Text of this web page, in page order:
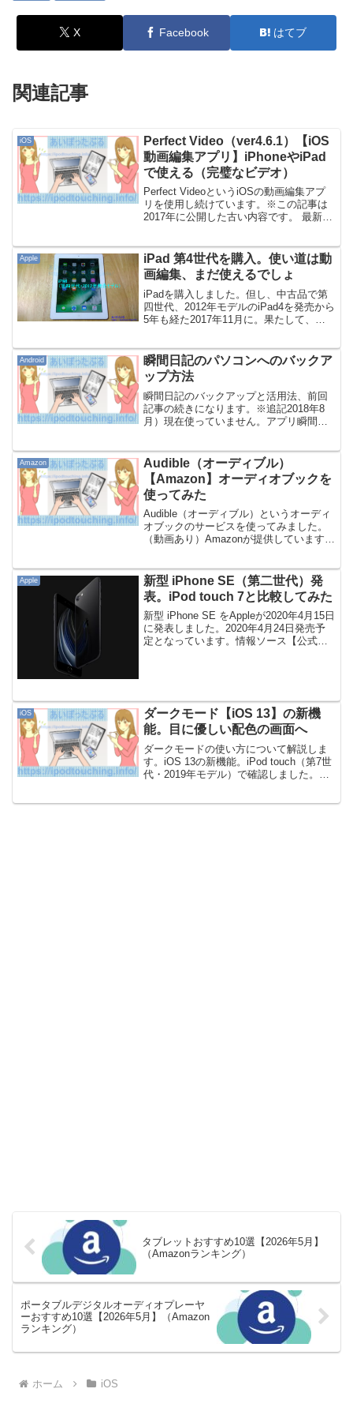
X Facebook はてブ
関連記事
iOS
Perfect Video（ver4.6.1）【iOS
動画編集アプリ】iPhoneやiPad
で使える（完璧なビデオ）
Perfect VideoというiOSの動画編集アプ
リを使用し続けています。※この記事は
2017年に公開した古い内容です。 最新バ
ル（2018年7月）【動画編集アプ...
Apple
iPad 第4世代を購入。使い道は動
画編集、まだ使えるでしょ
iPadを購入しました。但し、中古品で第
四世代、2012年モデルのiPad4を発売から
5年も経た2017年11月に。果たして、
などをご紹介します。※この記事...
Android
瞬間日記のパソコンへのバックア
ップ方法
瞬間日記のバックアップと活用法、前回
記事の続きになります。※追記2018年8
月）現在使っていません。アプリ瞬間日
Diary)カテゴリ: ライフスタイル現在の価
格...
Amazon
Audible（オーディブル）
【Amazon】オーディオブックを
使ってみた
Audible（オーディブル）というオーディ
オブックのサービスを使ってみました。
（動画あり）Amazonが提供しています。
した本をアプリで聞ける。「Audi...
Apple
新型 iPhone SE（第二世代）発
表。iPod touch 7と比較してみた
新型 iPhone SE をAppleが2020年4月15日
に発表しました。2020年4月24日発売予
定となっています。情報ソース【公式】
iOS
ダークモード【iOS 13】の新機
能。目に優しい配色の画面へ
ダークモードの使い方について解説しま
す。iOS 13の新機能。iPod touch（第7世
代・2019年モデル）で確認しました。
タブレットおすすめ10選【2026年5月】
（Amazonランキング）
ポータブルデジタルオーディオプレーヤ
ーおすすめ10選【2026年5月】（Amazon
ランキング）
ホーム iOS